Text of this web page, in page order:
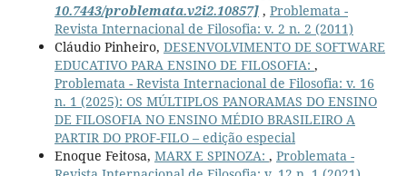
10.7443/problemata.v2i2.10857], Problemata -
Revista Internacional de Filosofia: v. 2 n. 2 (2011)
Cláudio Pinheiro, DESENVOLVIMENTO DE SOFTWARE
EDUCATIVO PARA ENSINO DE FILOSOFIA: ,
Problemata - Revista Internacional de Filosofia: v. 16
n. 1 (2025): OS MÚLTIPLOS PANORAMAS DO ENSINO
DE FILOSOFIA NO ENSINO MÉDIO BRASILEIRO A
PARTIR DO PROF-FILO – edição especial
Enoque Feitosa, MARX E SPINOZA: , Problemata -